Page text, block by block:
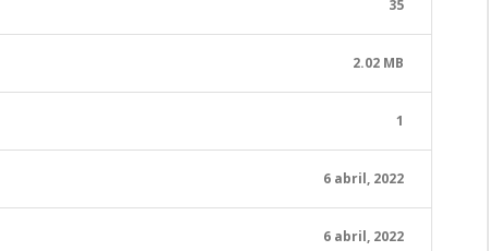
35
2.02 MB
1
6 abril, 2022
6 abril, 2022